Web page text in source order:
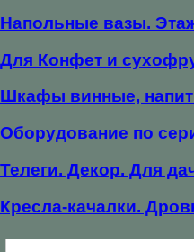
Напольные вазы.
Для Конфет и
Шкафы винные,
Оборудование по
Телеги. Декор. Для
Кресла-качалки.